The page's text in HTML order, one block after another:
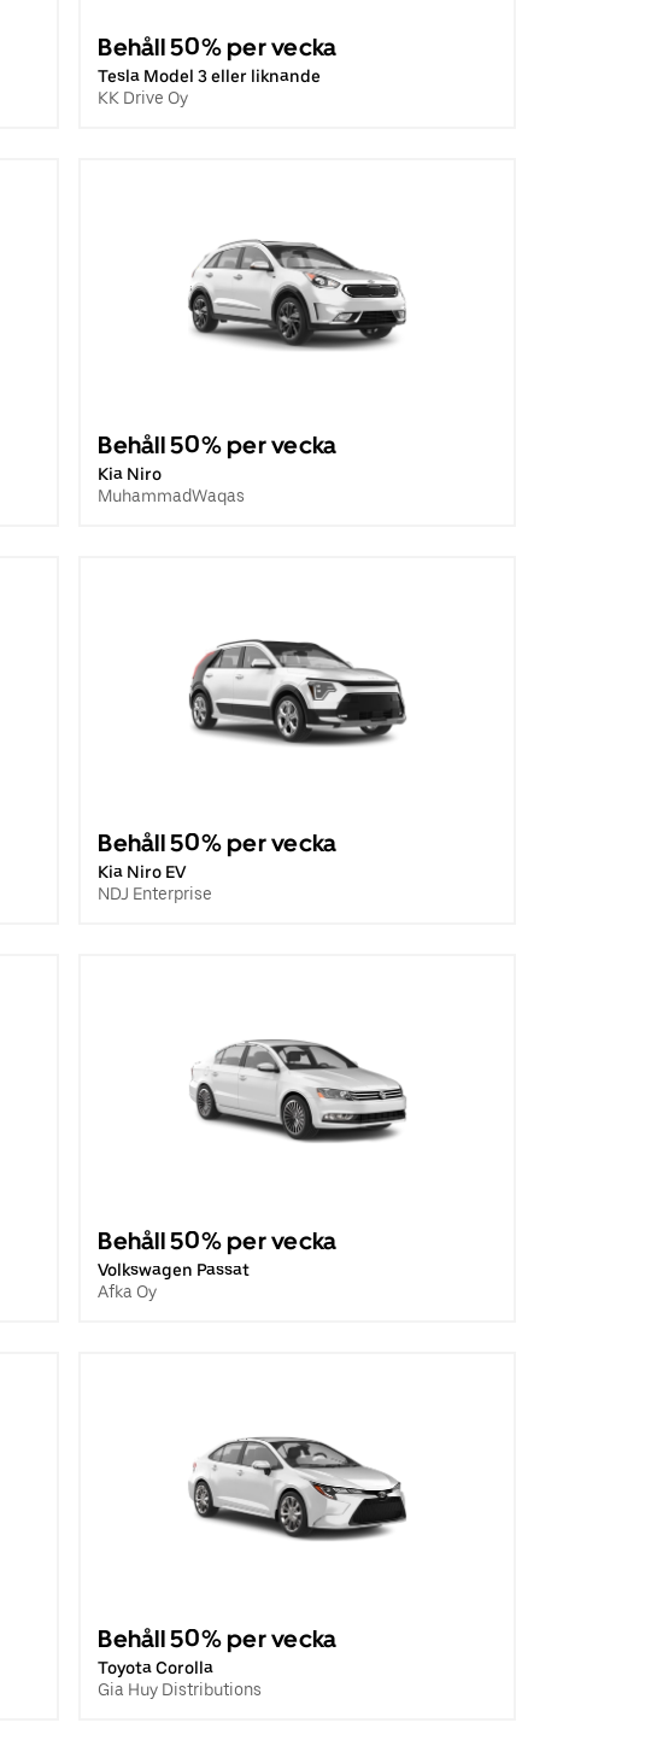
Behåll 50% per vecka
Tesla Model 3 eller liknande
KK Drive Oy
Behåll 50% per vecka
Kia Niro
MuhammadWaqas
Behåll 50% per vecka
Kia Niro EV
NDJ Enterprise
Behåll 50% per vecka
Volkswagen Passat
Afka Oy
Behåll 50% per vecka
Toyota Corolla
Gia Huy Distributions